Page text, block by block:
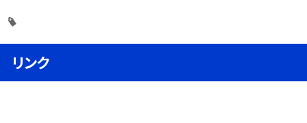
リンク